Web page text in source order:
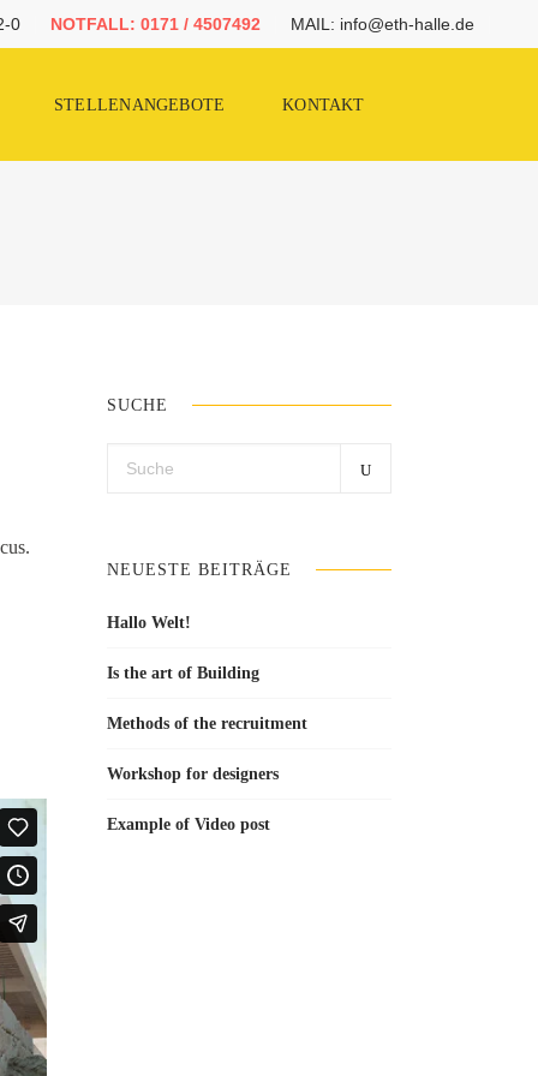
0 NOTFALL: 0171 / 4507492 MAIL: info@eth-halle.de
STELLENANGEBOTE KONTAKT
SUCHE
Search
NEUESTE BEITRÄGE
Hallo Welt!
Is the art of Building
Methods of the recruitment
Workshop for designers
Example of Video post